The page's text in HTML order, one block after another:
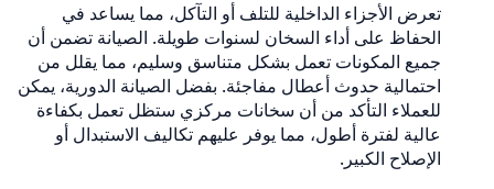
تعرض الأجزاء الداخلية للتلف أو التآكل، مما يساعد في
الحفاظ على أداء السخان لسنوات طويلة. الصيانة تضمن أن
جميع المكونات تعمل بشكل متناسق وسليم، مما يقلل من
احتمالية حدوث أعطال مفاجئة. بفضل الصيانة الدورية، يمكن
للعملاء التأكد من أن سخانات مركزي ستظل تعمل بكفاءة
عالية لفترة أطول، مما يوفر عليهم تكاليف الاستبدال أو
الإصلاح الكبير.